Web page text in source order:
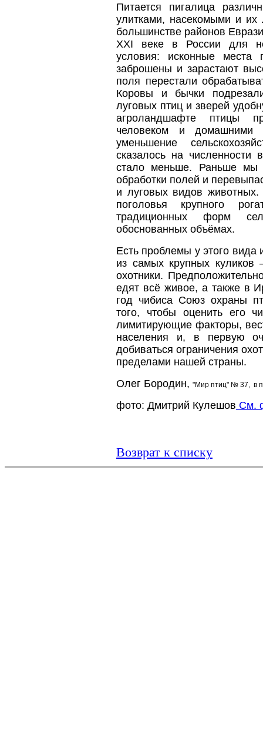
Питается пигалица
улитками, насекомыми и
большинстве районов
XXI веке в России для
условия: исконные
заброшены и зарастают
поля перестали
Коровы и бычки
луговых птиц и зверей
агроландшафте птицы
человеком и домашними
уменьшение
сказалось на численности
стало меньше. Раньше мы
обработки полей и
и луговых видов
поголовья крупного
традиционных форм
обоснованных объёмах.
Есть проблемы у этого вида
из самых крупных куликов
охотники.
едят всё живое, а также в
год чибиса Союз охраны
того, чтобы оценить его
лимитирующие факторы,
населения и, в первую
добиваться ограничения
пределами нашей страны.
Олег Бородин, "Мир птиц" № 37, в
фото: Дмитрий Кулешов См.
Возврат к списку